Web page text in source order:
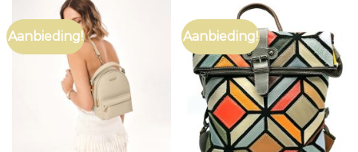
Aanbieding! Aanbieding!